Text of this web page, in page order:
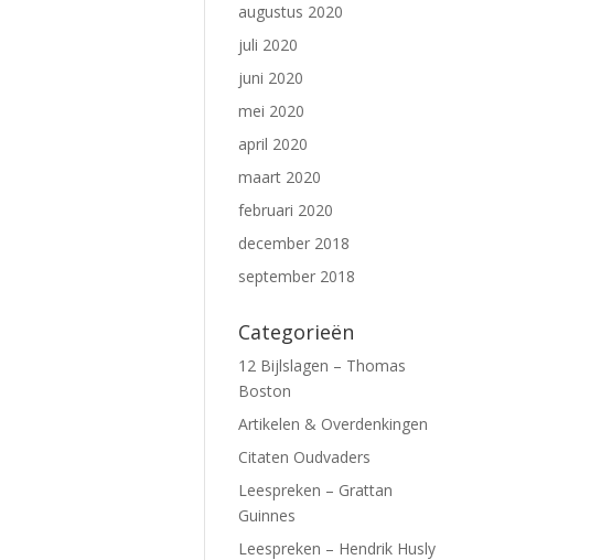
augustus 2020
juli 2020
juni 2020
mei 2020
april 2020
maart 2020
februari 2020
december 2018
september 2018
Categorieën
12 Bijlslagen – Thomas
Boston
Artikelen & Overdenkingen
Citaten Oudvaders
Leespreken – Grattan
Guinnes
Leespreken – Hendrik Husly